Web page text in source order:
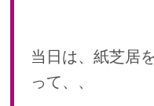
2019年 08月(20)
2019年 07月(22)
当日は、紙芝居
って、、